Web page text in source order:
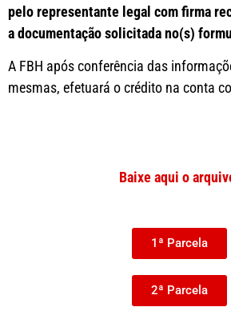
pelo representante legal com firma
a documentação solicitada no(s)
A FBH após conferência das
mesmas, efetuará o crédito na conta
Baixe aqui o
1ª Parcela
2ª Parcela